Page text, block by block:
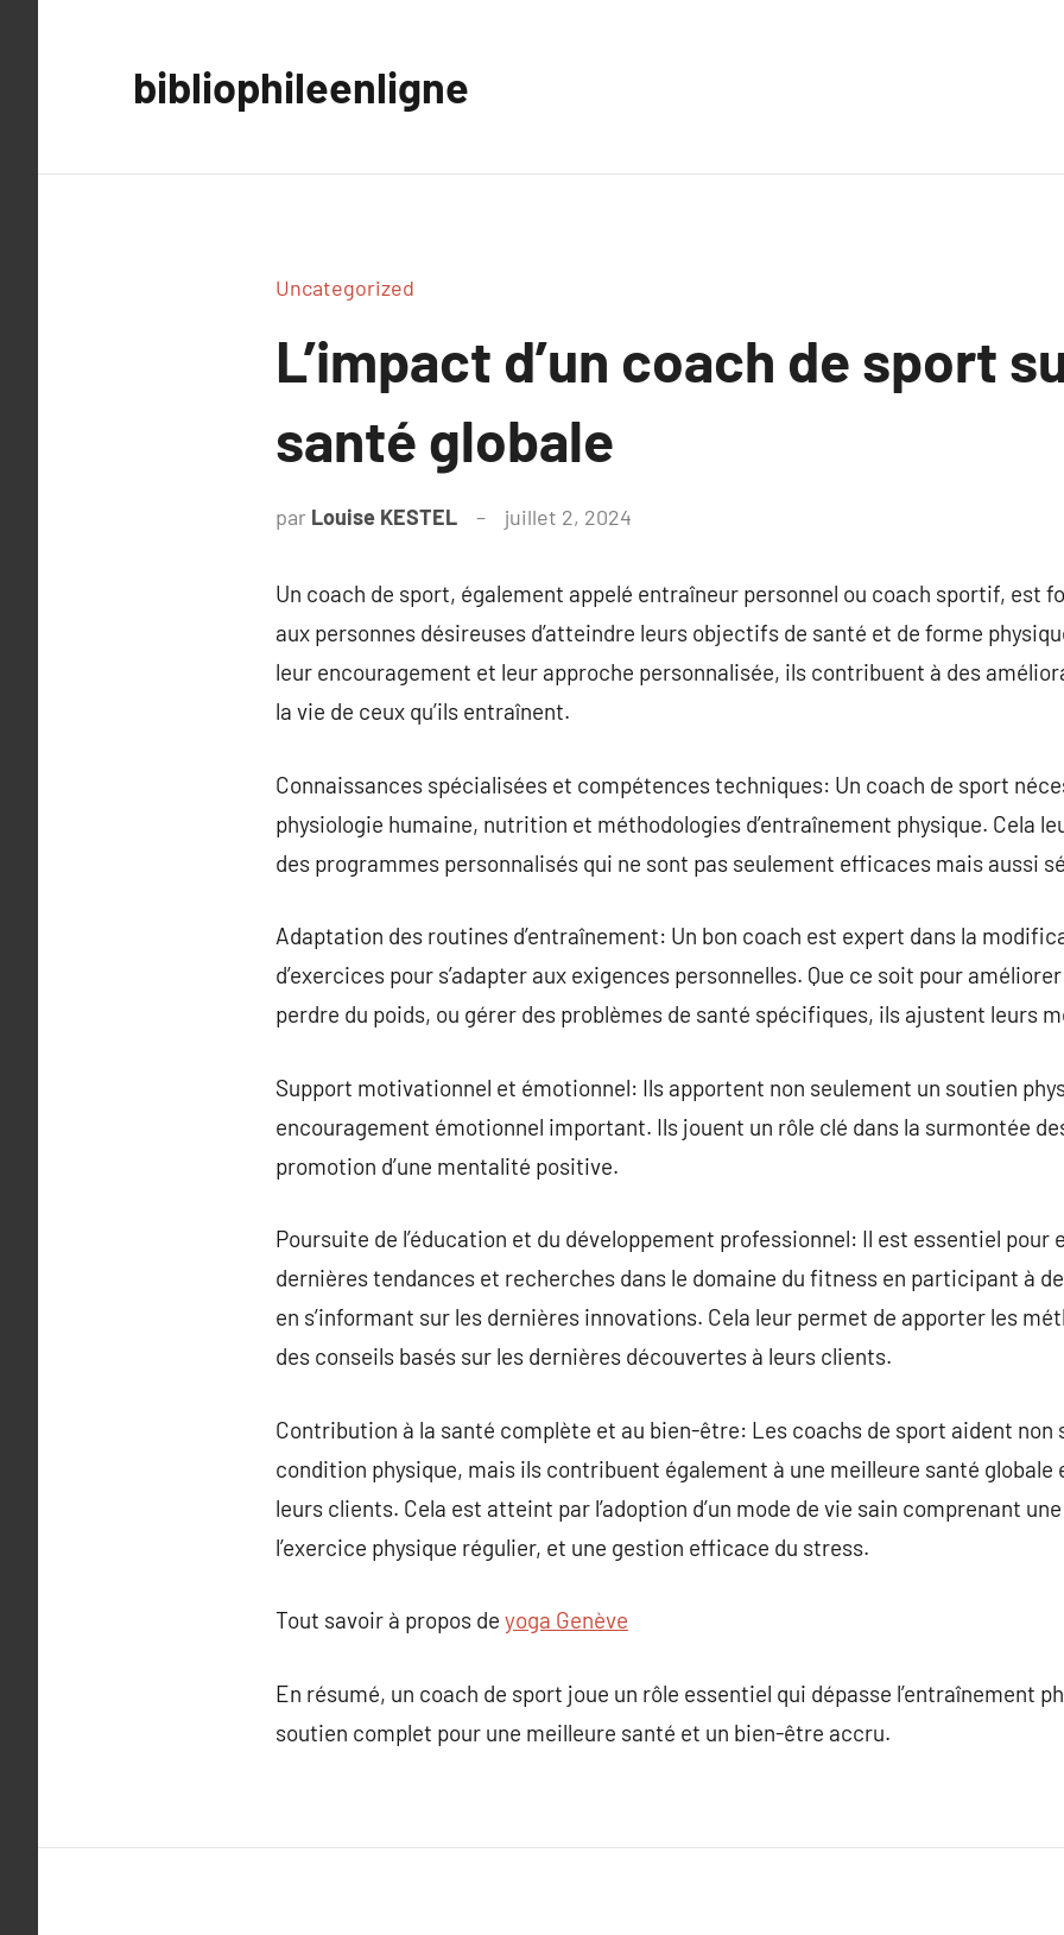
bibliophileenligne
Uncategorized
L’impact d’un coach de sport
santé globale
par Louise KESTEL juillet 2, 2024
Un coach de sport, également appelé entraîneur personnel ou coach sportif, est
aux personnes désireuses d’atteindre leurs objectifs de santé et de forme
leur encouragement et leur approche personnalisée, ils contribuent à des
la vie de ceux qu’ils entraînent.
Connaissances spécialisées et compétences techniques: Un coach de sport
physiologie humaine, nutrition et méthodologies d’entraînement physique. Cela
des programmes personnalisés qui ne sont pas seulement efficaces mais aussi
Adaptation des routines d’entraînement: Un bon coach est expert dans la
d’exercices pour s’adapter aux exigences personnelles. Que ce soit pour
perdre du poids, ou gérer des problèmes de santé spécifiques, ils ajustent leurs
Support motivationnel et émotionnel: Ils apportent non seulement un soutien
encouragement émotionnel important. Ils jouent un rôle clé dans la surmontée
promotion d’une mentalité positive.
Poursuite de l’éducation et du développement professionnel: Il est essentiel pour
dernières tendances et recherches dans le domaine du fitness en participant à
en s’informant sur les dernières innovations. Cela leur permet de apporter les
des conseils basés sur les dernières découvertes à leurs clients.
Contribution à la santé complète et au bien-être: Les coachs de sport aident non
condition physique, mais ils contribuent également à une meilleure santé
leurs clients. Cela est atteint par l’adoption d’un mode de vie sain comprenant
l’exercice physique régulier, et une gestion efficace du stress.
Tout savoir à propos de yoga Genève
En résumé, un coach de sport joue un rôle essentiel qui dépasse l’entraînement
soutien complet pour une meilleure santé et un bien-être accru.